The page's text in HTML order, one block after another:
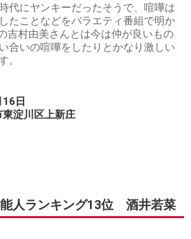
代にヤンキーだったそうで、喧嘩は
たことなどをバラエティ番組で明か
吉村由美さんとは今は仲が良いもの
合いの喧嘩をしたりとかなり激しい
。
日
淀川区上新庄
人ランキング13位 酒井若菜